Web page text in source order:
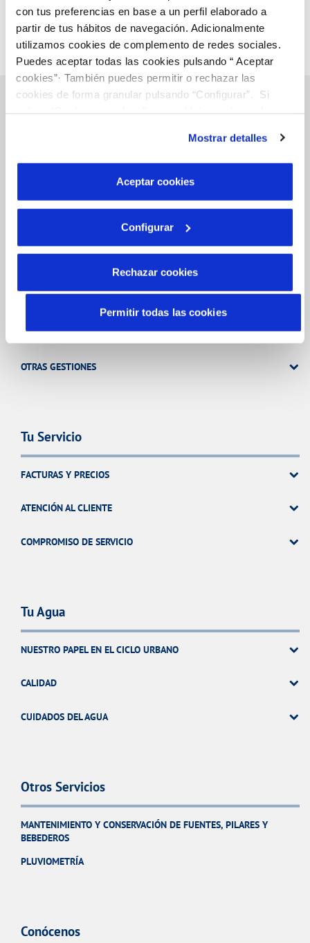
con tus preferencias en base a un perfil elaborado a
partir de tus hábitos de navegación. Adicionalmente
utilizamos cookies de complemento de redes sociales.
Puedes aceptar todas las cookies pulsando “ Aceptar
cookies”· También puedes permitir o rechazar las
cookies de forma granular pulsando “Configurar”. Si
son indispensables para que el sitio web funcione y que
por tanto no se pueden desactivar. Puedes consultar
más información en nuestraPolítica de Cookies
Mostrar detalles
Aceptar cookies
Configurar
Rechazar cookies
Permitir todas las cookies
FACTURAS, PAGOS Y CONSUMOS
CONTRATOS
MODIFICACIÓN DE DATOS
TODAS LAS GESTIONES
OTRAS GESTIONES
Tu Servicio
FACTURAS Y PRECIOS
ATENCIÓN AL CLIENTE
COMPROMISO DE SERVICIO
Tu Agua
NUESTRO PAPEL EN EL CICLO URBANO
CALIDAD
CUIDADOS DEL AGUA
Otros Servicios
MANTENIMIENTO Y CONSERVACIÓN DE FUENTES, PILARES Y
BEBEDEROS
PLUVIOMETRÍA
Conócenos